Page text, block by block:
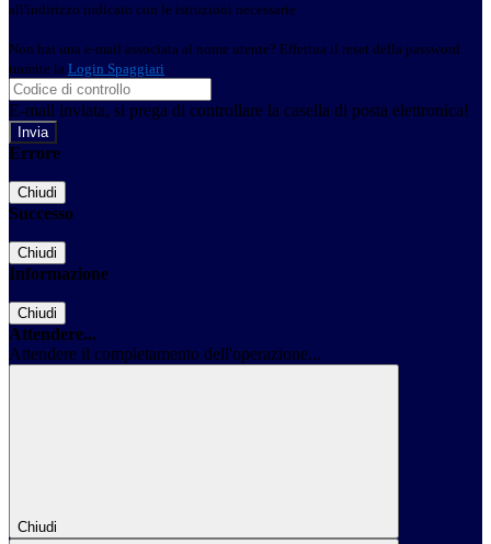
all'indirizzo indicato con le istruzioni necessarie.
Non hai una e-mail associata al nome utente? Effettua il reset della password
tramite la Login Spaggiari
E-mail inviata, si prega di controllare la casella di posta elettronica!
Errore
Chiudi
Successo
Chiudi
Informazione
Chiudi
Attendere...
Attendere il completamento dell'operazione...
Chiudi